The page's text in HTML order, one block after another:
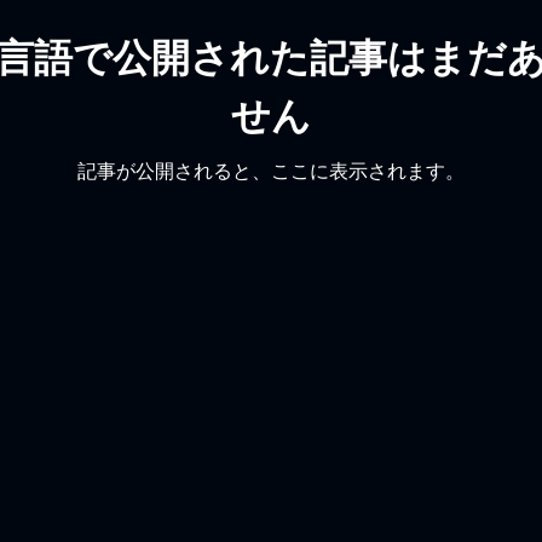
語で公開された記事はまだ
せん
記事が公開されると、ここに表示されます。